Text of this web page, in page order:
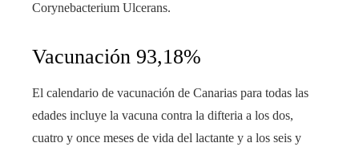
Corynebacterium Ulcerans.
Vacunación 93,18%
El calendario de vacunación de Canarias para todas las
edades incluye la vacuna contra la difteria a los dos,
cuatro y once meses de vida del lactante y a los seis y